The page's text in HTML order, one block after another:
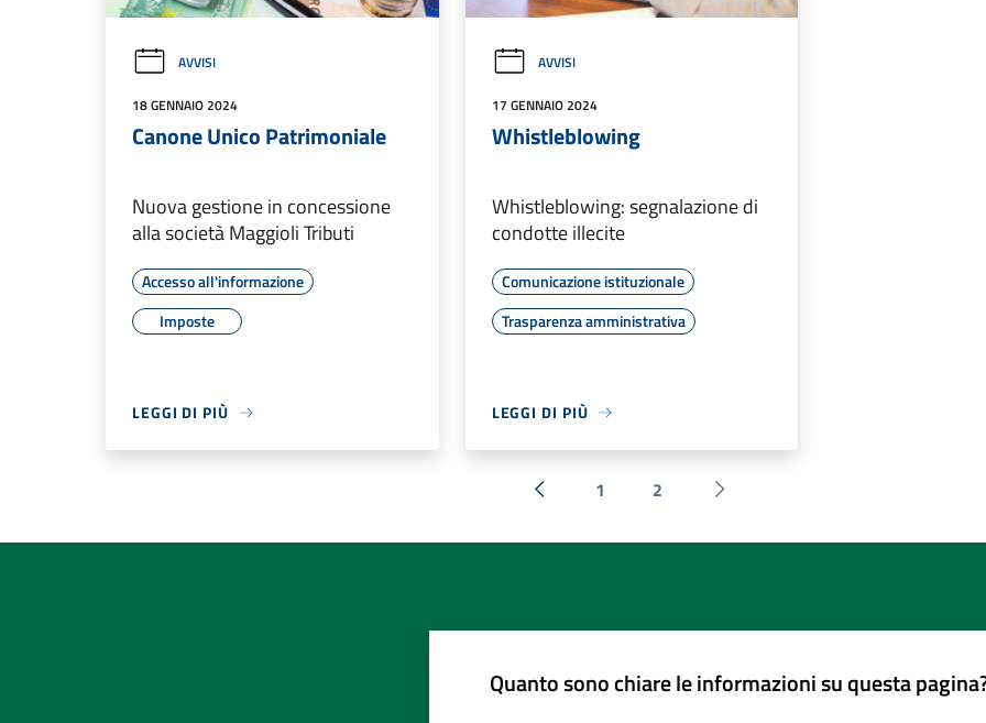
AVVISI
18 GENNAIO 2024
Canone Unico Patrimoniale
Nuova gestione in concessione
alla società Maggioli Tributi
Accesso all'informazione
Imposte
LEGGI DI PIÙ
AVVISI
17 GENNAIO 2024
Whistleblowing
Whistleblowing: segnalazione di
condotte illecite
Comunicazione istituzionale
Trasparenza amministrativa
LEGGI DI PIÙ
« Precedente
1 2
Successiva »
Quanto sono chiare le informazioni su questa